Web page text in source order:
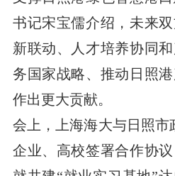
书记宋宝儒介绍，未来
新联动、人才培养协同
务国家战略、推动日照
作出更大贡献。
会上，上海海大与日照市
企业、高校签署合作协